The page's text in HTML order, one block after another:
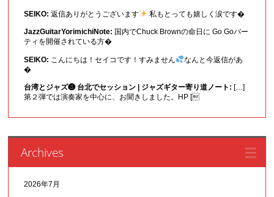
SEIKO: 返信ありがとうございます 私もとっても嬉しく涙です�
JazzGuitarYorimichiNote: 国内でChuck Brownの命日に Go Goパー
ティを開催されている方�
SEIKO: こんにちは！セイコです！すみません
なんと今返信があ
�
台湾とジャズ❸ 台北でセッション | ジャズギター寄り道ノート: […]
第２弾では演奏家を中心に、お聞きしました。HP [
Archives
2026年7月